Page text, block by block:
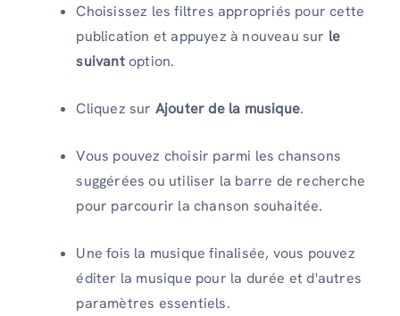
Choisissez les filtres appropriés pour cette
publication et appuyez à nouveau sur le
suivantoption.
Cliquez sur Ajouter de la musique.
Vous pouvez choisir parmi les chansons
suggérées ou utiliser la barre de recherche
pour parcourir la chanson souhaitée.
Une fois la musique finalisée, vous pouvez
éditer la musique pour la durée et d'autres
paramètres essentiels.